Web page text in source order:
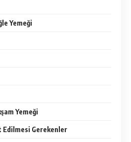
Yemeği
Yemeği
Edilmesi Gerekenler